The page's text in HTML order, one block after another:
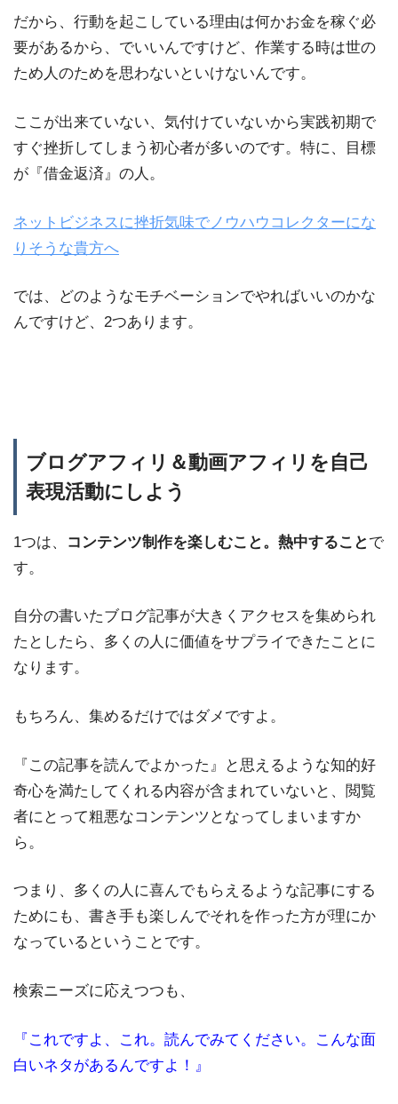
だから、行動を起こしている理由は何かお金を稼ぐ必
要があるから、でいいんですけど、作業する時は世の
ため人のためを思わないといけないんです。
ここが出来ていない、気付けていないから実践初期で
すぐ挫折してしまう初心者が多いのです。特に、目標
が『借金返済』の人。
ネットビジネスに挫折気味でノウハウコレクターにな
りそうな貴方へ
では、どのようなモチベーションでやればいいのかな
んですけど、2つあります。
ブログアフィリ＆動画アフィリを自己
表現活動にしよう
1つは、 コンテンツ制作を楽しむこと。熱中すること で
す。
自分の書いたブログ記事が大きくアクセスを集められ
たとしたら、多くの人に価値をサプライできたことに
なります。
もちろん、集めるだけではダメですよ。
『この記事を読んでよかった』と思えるような知的好
奇心を満たしてくれる内容が含まれていないと、閲覧
者にとって粗悪なコンテンツとなってしまいますか
ら。
つまり、多くの人に喜んでもらえるような記事にする
ためにも、書き手も楽しんでそれを作った方が理にか
なっているということです。
検索ニーズに応えつつも、
『これですよ、これ。読んでみてください。こんな面
白いネタがあるんですよ！』